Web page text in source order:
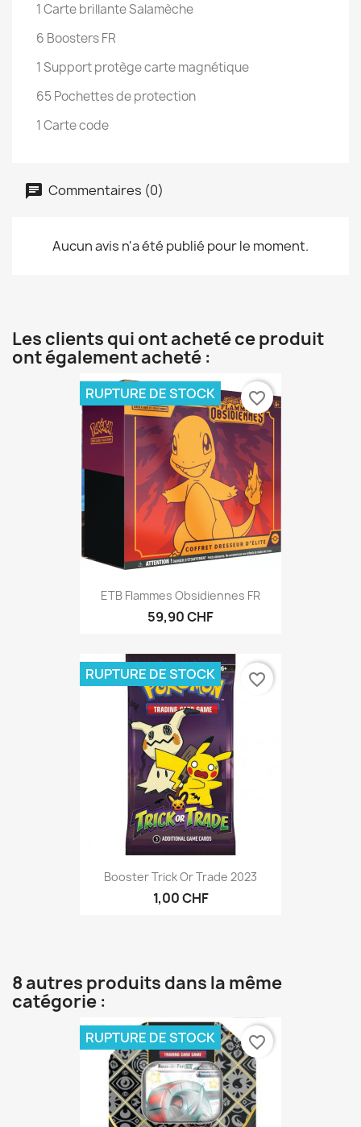
1 Carte brillante Salamèche
6 Boosters FR
1 Support protège carte magnétique
65 Pochettes de protection
1 Carte code
Commentaires (0)
Aucun avis n'a été publié pour le moment.
Les clients qui ont acheté ce produit
ont également acheté :
ETB Flammes Obsidiennes FR
59,90 CHF
RUPTURE DE STOCK favorite_border
Booster Trick Or Trade 2023
1,00 CHF
RUPTURE DE STOCK favorite_border
8 autres produits dans la même
catégorie :
RUPTURE DE STOCK favorite_border